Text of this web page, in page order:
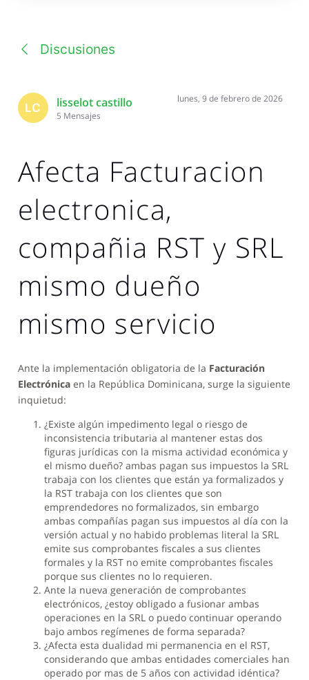
Discusiones
LC lisselot castillo
5 Mensajes
lunes, 9 de febrero de 2026
Afecta Facturacion
electronica,
compañia RST y SRL
mismo dueño
mismo servicio
Ante la implementación obligatoria de la Facturación
Electrónicaen la República Dominicana, surge la siguiente
inquietud:
¿Existe algún impedimento legal o riesgo de
inconsistencia tributaria al mantener estas dos
figuras jurídicas con la misma actividad económica y
el mismo dueño? ambas pagan sus impuestos la SRL
trabaja con los clientes que están ya formalizados y
la RST trabaja con los clientes que son
emprendedores no formalizados, sin embargo
ambas compañías pagan sus impuestos al día con la
versión actual y no habido problemas literal la SRL
emite sus comprobantes fiscales a sus clientes
formales y la RST no emite comprobantes fiscales
porque sus clientes no lo requieren.
Ante la nueva generación de comprobantes
electrónicos, ¿estoy obligado a fusionar ambas
operaciones en la SRL o puedo continuar operando
bajo ambos regímenes de forma separada?
¿Afecta esta dualidad mi permanencia en el RST,
considerando que ambas entidades comerciales han
operado por mas de 5 años con actividad idéntica?